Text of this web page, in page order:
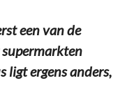
een van de
ligt ergens anders,